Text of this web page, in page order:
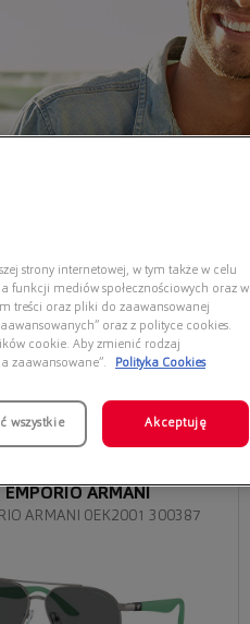
ARMANI 0EK2001 300387
EMPORIO ARMANI
strony internetowej, w tym także w celu
funkcji mediów społecznościowych oraz w
treści oraz pliki do zaawansowanej
oraz z polityce cookies.
cookie. Aby zmienić rodzaj
zaawansowane”.
Polityka Cookies
wszystkie Akceptuję